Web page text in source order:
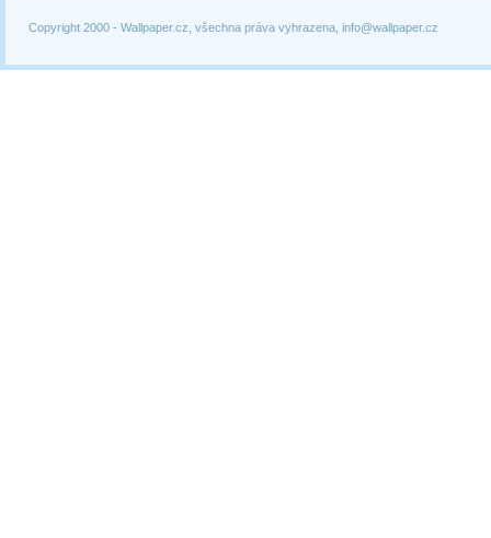
Copyright 2000 - Wallpaper.cz, všechna práva vyhrazena, info@wallpaper.cz